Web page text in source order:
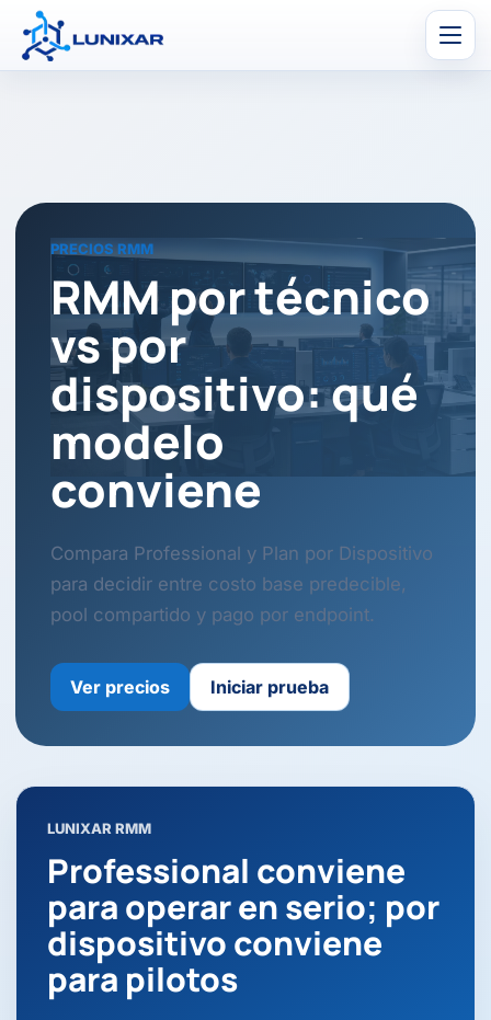
PRECIOS RMM
RMM por técnico
vs por
dispositivo: qué
modelo
conviene
Compara Professional y Plan por Dispositivo
para decidir entre costo base predecible,
pool compartido y pago por endpoint.
Ver precios Iniciar prueba
LUNIXAR RMM
Professional conviene
para operar en serio; por
dispositivo conviene
para pilotos